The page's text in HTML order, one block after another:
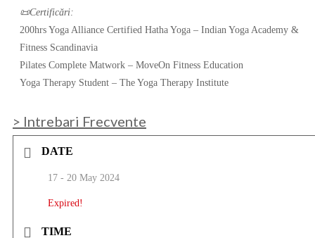
📜Certificări:
200hrs Yoga Alliance Certified Hatha Yoga – Indian Yoga Academy &
Fitness Scandinavia
Pilates Complete Matwork – MoveOn Fitness Education
Yoga Therapy Student – The Yoga Therapy Institute
> Intrebari Frecvente
DATE
17 - 20 May 2024
Expired!
TIME